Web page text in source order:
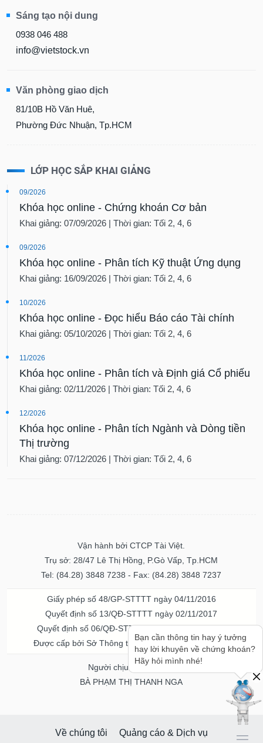
Sáng tạo nội dung
0938 046 488
info@vietstock.vn
Văn phòng giao dịch
81/10B Hồ Văn Huê,
Phường Đức Nhuận, Tp.HCM
LỚP HỌC SẮP KHAI GIẢNG
09/2026
Khóa học online - Chứng khoán Cơ bản
Khai giảng: 07/09/2026 | Thời gian: Tối 2, 4, 6
09/2026
Khóa học online - Phân tích Kỹ thuật Ứng dụng
Khai giảng: 16/09/2026 | Thời gian: Tối 2, 4, 6
10/2026
Khóa học online - Đọc hiểu Báo cáo Tài chính
Khai giảng: 05/10/2026 | Thời gian: Tối 2, 4, 6
11/2026
Khóa học online - Phân tích và Định giá Cổ phiếu
Khai giảng: 02/11/2026 | Thời gian: Tối 2, 4, 6
12/2026
Khóa học online - Phân tích Ngành và Dòng tiền
Thị trường
Khai giảng: 07/12/2026 | Thời gian: Tối 2, 4, 6
Vận hành bởi CTCP Tài Việt.
Trụ sở: 28/47 Lê Thị Hồng, P.Gò Vấp, Tp.HCM
Tel: (84.28) 3848 7238 - Fax: (84.28) 3848 7237
Giấy phép số 48/GP-STTTT ngày 04/11/2016
Quyết định số 13/QĐ-STTTT ngày 02/11/2017
Quyết định số 06/QĐ-STTTT-ICP ngày 20/07/2023
Được cấp bởi Sở Thông tin và Truyền thông TPHCM
Người chịu trách nhiệm
BÀ PHẠM THỊ THANH NGA
Về chúng tôi
Quảng cáo & Dịch vụ
Bạn cần thông tin hay ý tưởng
hay lời khuyên về chứng khoán?
Hãy hỏi mình nhé!